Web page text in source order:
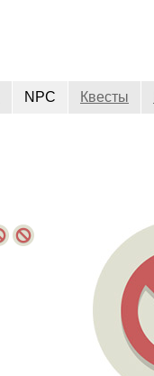
NPC Квесты